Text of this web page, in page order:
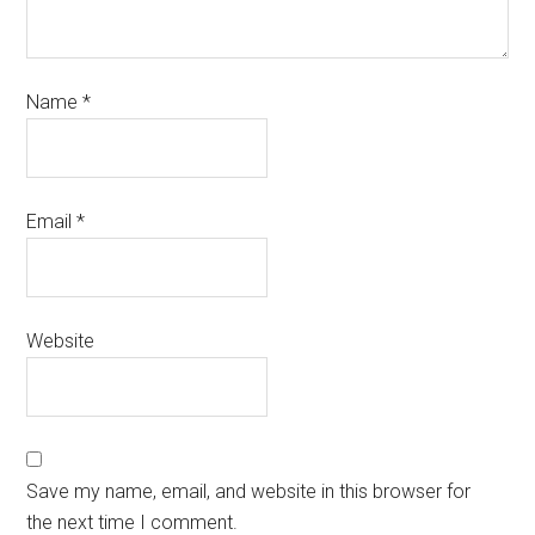
Name*
Email*
Website
Save my name, email, and website in this browser for
the next time I comment.